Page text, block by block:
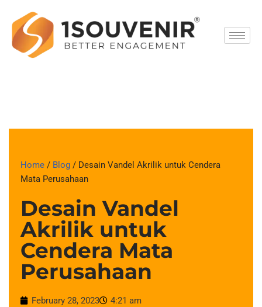
Skip
to
content
Home / Blog / Desain Vandel Akrilik untuk Cendera
Mata Perusahaan
Desain Vandel
Akrilik untuk
Cendera Mata
Perusahaan
February 28, 2023 4:21 am